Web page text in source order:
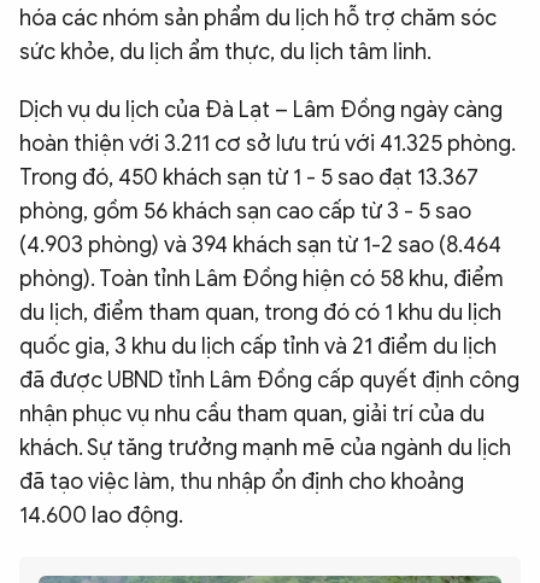
hóa các nhóm sản phẩm du lịch hỗ trợ chăm sóc
sức khỏe, du lịch ẩm thực, du lịch tâm linh.
Dịch vụ du lịch của Đà Lạt – Lâm Đồng ngày càng
hoàn thiện với 3.211 cơ sở lưu trú với 41.325 phòng.
Trong đó, 450 khách sạn từ 1 - 5 sao đạt 13.367
phòng, gồm 56 khách sạn cao cấp từ 3 - 5 sao
(4.903 phòng) và 394 khách sạn từ 1-2 sao (8.464
phòng). Toàn tỉnh Lâm Đồng hiện có 58 khu, điểm
du lịch, điểm tham quan, trong đó có 1 khu du lịch
quốc gia, 3 khu du lịch cấp tỉnh và 21 điểm du lịch
đã được UBND tỉnh Lâm Đồng cấp quyết định công
nhận phục vụ nhu cầu tham quan, giải trí của du
khách. Sự tăng trưởng mạnh mẽ của ngành du lịch
đã tạo việc làm, thu nhập ổn định cho khoảng
14.600 lao động.